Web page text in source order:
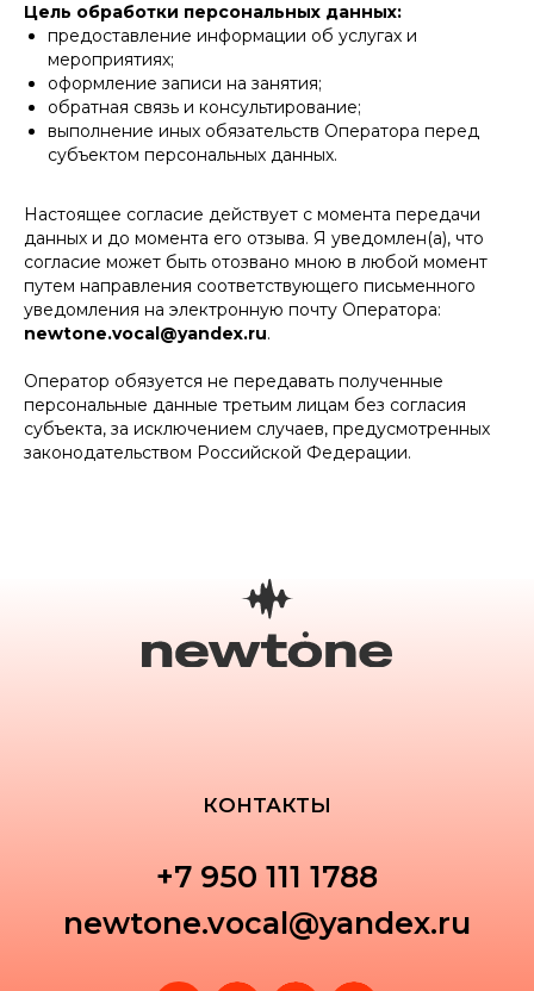
Цель обработки персональных данных:
предоставление информации об услугах и
мероприятиях;
оформление записи на занятия;
обратная связь и консультирование;
выполнение иных обязательств Оператора перед
субъектом персональных данных.
Настоящее согласие действует с момента передачи
данных и до момента его отзыва. Я уведомлен(а), что
согласие может быть отозвано мною в любой момент
путем направления соответствующего письменного
уведомления на электронную почту Оператора:
newtone.vocal@yandex.ru.
Оператор обязуется не передавать полученные
персональные данные третьим лицам без согласия
субъекта, за исключением случаев, предусмотренных
законодательством Российской Федерации.
+7 950 111 1788
КОНТАКТЫ
newtone.vocal@yandex.ru